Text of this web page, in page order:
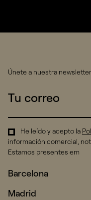
Únete a nuestra newsletter
He leído y acepto la
información comercial,
Estamos presentes em
Barcelona
Madrid